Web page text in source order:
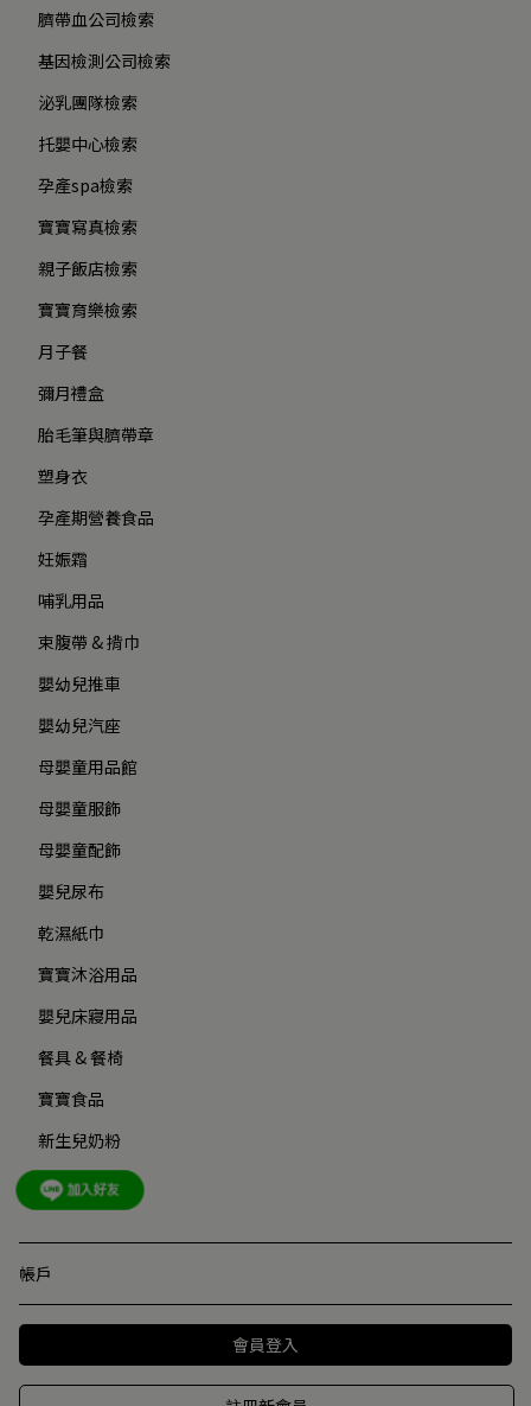
臍帶血公司檢索
基因檢測公司檢索
泌乳團隊檢索
托嬰中心檢索
孕產spa檢索
寶寶寫真檢索
親子飯店檢索
寶寶育樂檢索
月子餐
彌月禮盒
胎毛筆與臍帶章
塑身衣
孕產期營養食品
妊娠霜
哺乳用品
束腹帶 & 揹巾
嬰幼兒推車
嬰幼兒汽座
母嬰童用品館
母嬰童服飾
母嬰童配飾
嬰兒尿布
乾濕紙巾
寶寶沐浴用品
嬰兒床寢用品
餐具 & 餐椅
寶寶食品
新生兒奶粉
帳戶
會員登入